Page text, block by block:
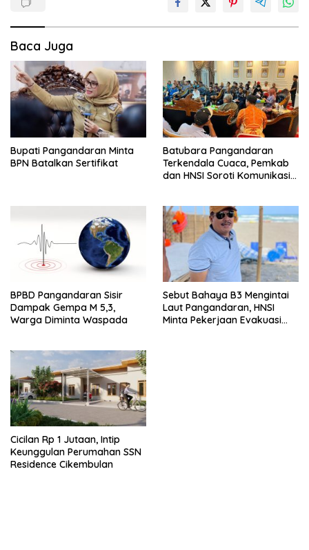
Baca Juga
Bupati Pangandaran Minta
BPN Batalkan Sertifikat
Batubara Pangandaran
Terkendala Cuaca, Pemkab
dan HNSI Soroti Komunikasi
BPBD Pangandaran Sisir
Dampak Gempa M 5,3,
Warga Diminta Waspada
Sebut Bahaya B3 Mengintai
Laut Pangandaran, HNSI
Minta Pekerjaan Evakuasi
Cicilan Rp 1 Jutaan, Intip
Keunggulan Perumahan SSN
Residence Cikembulan